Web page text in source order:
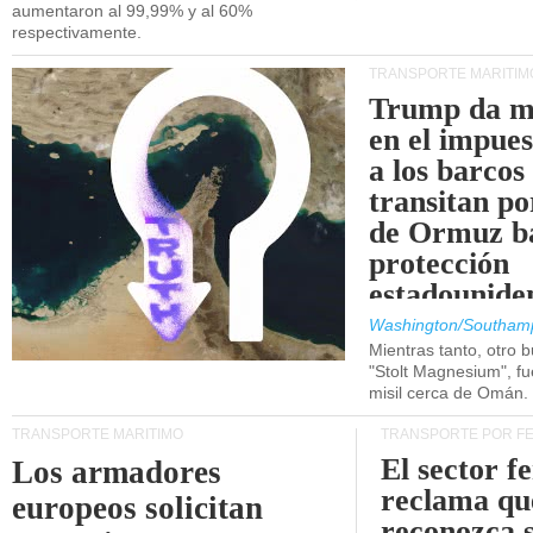
aumentaron al 99,99% y al 60%
respectivamente.
TRANSPORTE
Trump da
en el
a los barcos
transitan
de Ormuz
protección
Washington/
Mientras tanto, otro
"Stolt Magnesium",
misil cerca de Omán.
TRANSPORTE MARÍTIMO
Los armadores
europeos solicitan
TRANSPORTE POR
El sector
reclama